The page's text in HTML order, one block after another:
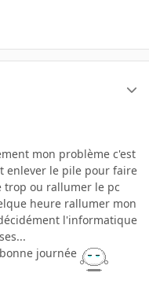
mon problème c'est
enlever le pile pour faire
trop ou rallumer le pc
heure rallumer mon
l'informatique
journée